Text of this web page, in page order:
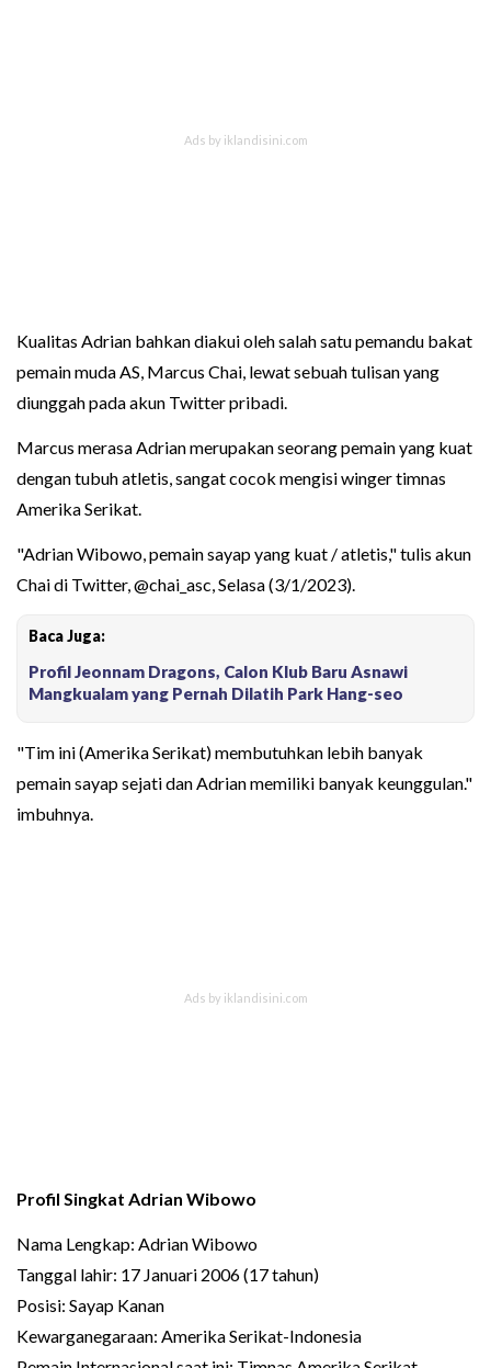
Kualitas Adrian bahkan diakui oleh salah satu pemandu bakat
pemain muda AS, Marcus Chai, lewat sebuah tulisan yang
diunggah pada akun Twitter pribadi.
Marcus merasa Adrian merupakan seorang pemain yang kuat
dengan tubuh atletis, sangat cocok mengisi winger timnas
Amerika Serikat.
"Adrian Wibowo, pemain sayap yang kuat / atletis," tulis akun
Chai di Twitter, @chai_asc, Selasa (3/1/2023).
Baca Juga:
Profil Jeonnam Dragons, Calon Klub Baru Asnawi
Mangkualam yang Pernah Dilatih Park Hang-seo
"Tim ini (Amerika Serikat) membutuhkan lebih banyak
pemain sayap sejati dan Adrian memiliki banyak keunggulan."
imbuhnya.
Profil Singkat Adrian Wibowo
Nama Lengkap: Adrian Wibowo
Tanggal lahir: 17 Januari 2006 (17 tahun)
Posisi: Sayap Kanan
Kewarganegaraan: Amerika Serikat-Indonesia